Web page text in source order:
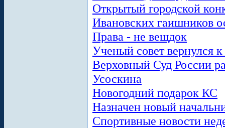
Открытый городской
Ивановских гаишников
Права - не вещдок
Ученый совет вернулся
Верховный Суд России
Усоскина
Новогодний подарок КС
Назначен новый
Спортивные новости